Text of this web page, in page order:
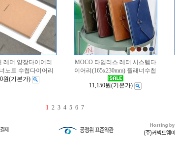
레더 양장다이어리
노트 수첩다이어리
원(기본가)
MOCO 타임리스 레터 시스템다
이어리(165x230mm) 플래너수첩
11,150원(기본가)
1 2 3 4 5 6 7